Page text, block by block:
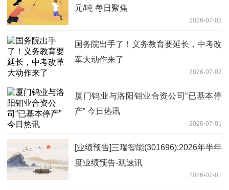
元/吨 每日聚焦
2026-07-02
国务院出手了！义务教育要延长，中考改
革大动作来了
2026-07-02
厦门钨业与洛阳钼业合资公司“已基本停
产” 今日热讯
2026-07-01
[业绩预告]三瑞智能(301696):2026年半年
度业绩预告-观速讯
2026-07-01